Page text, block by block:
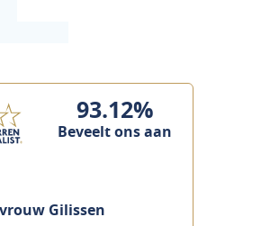
93.12%
Beveelt ons aan
Mevrouw Ramakers